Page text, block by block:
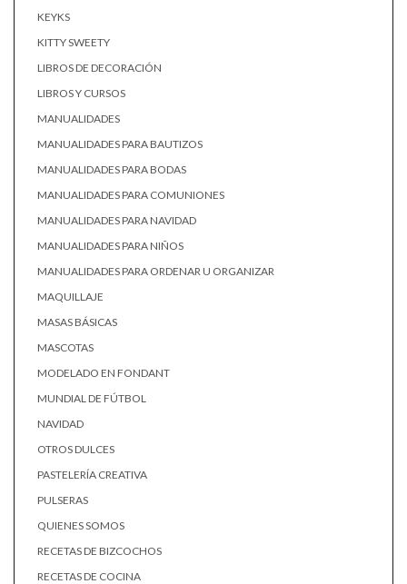
KEYKS
KITTY SWEETY
LIBROS DE DECORACIÓN
LIBROS Y CURSOS
MANUALIDADES
MANUALIDADES PARA BAUTIZOS
MANUALIDADES PARA BODAS
MANUALIDADES PARA COMUNIONES
MANUALIDADES PARA NAVIDAD
MANUALIDADES PARA NIÑOS
MANUALIDADES PARA ORDENAR U ORGANIZAR
MAQUILLAJE
MASAS BÁSICAS
MASCOTAS
MODELADO EN FONDANT
MUNDIAL DE FÚTBOL
NAVIDAD
OTROS DULCES
PASTELERÍA CREATIVA
PULSERAS
QUIENES SOMOS
RECETAS DE BIZCOCHOS
RECETAS DE COCINA